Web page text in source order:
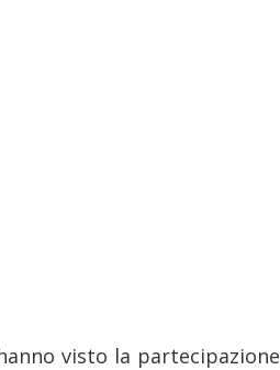
visto la partecipazione